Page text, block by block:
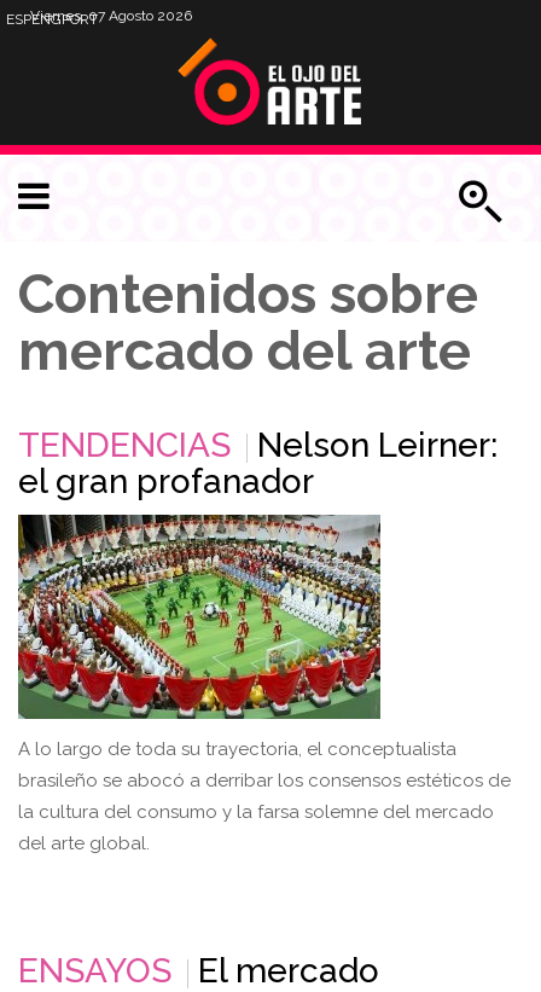
Viernes, 07 Agosto 2026
ESPENGPORT
Contenidos sobre
mercado del arte
TENDENCIAS
Nelson Leirner:
el gran profanador
A lo largo de toda su trayectoria, el conceptualista
brasileño se abocó a derribar los consensos estéticos de
la cultura del consumo y la farsa solemne del mercado
del arte global.
ENSAYOS
El mercado